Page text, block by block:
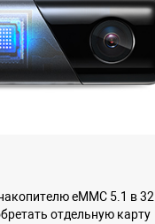
eMMC 5.1 в 32
отдельную карту